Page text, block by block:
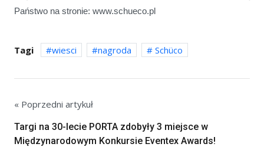
Państwo na stronie: www.schueco.pl
Tagi wiesci nagroda Schüco
« Poprzedni artykuł
Targi na 30-lecie PORTA zdobyły 3 miejsce w
Międzynarodowym Konkursie Eventex Awards!